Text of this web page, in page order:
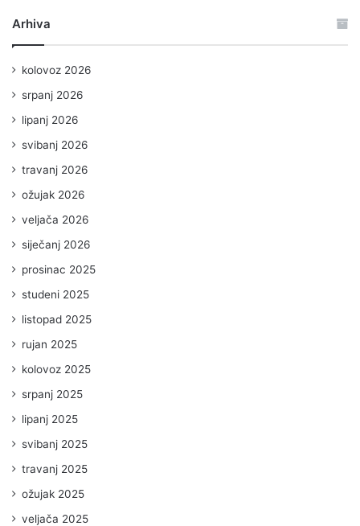
Arhiva
kolovoz 2026
srpanj 2026
lipanj 2026
svibanj 2026
travanj 2026
ožujak 2026
veljača 2026
siječanj 2026
prosinac 2025
studeni 2025
listopad 2025
rujan 2025
kolovoz 2025
srpanj 2025
lipanj 2025
svibanj 2025
travanj 2025
ožujak 2025
veljača 2025